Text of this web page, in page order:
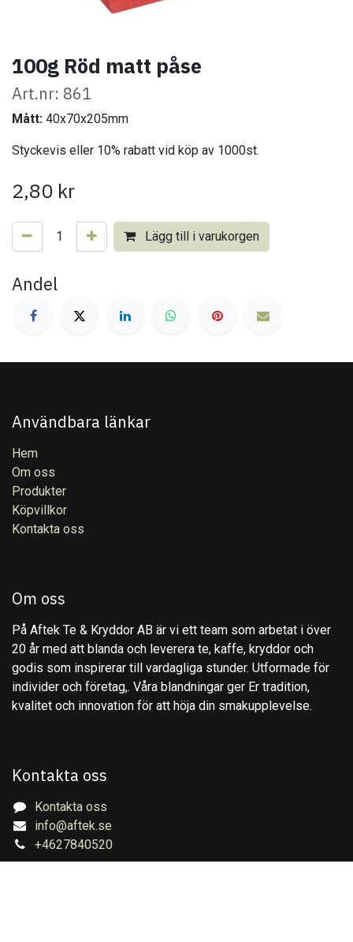
100g Röd matt påse
Art.nr: 861
Mått: 40x70x205mm
Styckevis eller 10% rabatt vid köp av 1000st.
2,80 kr
Lägg till i varukorgen
Andel
Användbara länkar
Hem
Om oss
Produkter
Köpvillkor
Kontakta oss
Om oss
På Aftek Te & Kryddor AB är vi ett team som arbetat i över
20 år med att blanda och leverera te, kaffe, kryddor och
godis som inspirerar till vardagliga stunder. Utformade för
individer och företag,. Våra blandningar ger Er tradition,
kvalitet och innovation för att höja din smakupplevelse.
Kontakta oss
Kontakta oss
info@aftek.se
+4627840520